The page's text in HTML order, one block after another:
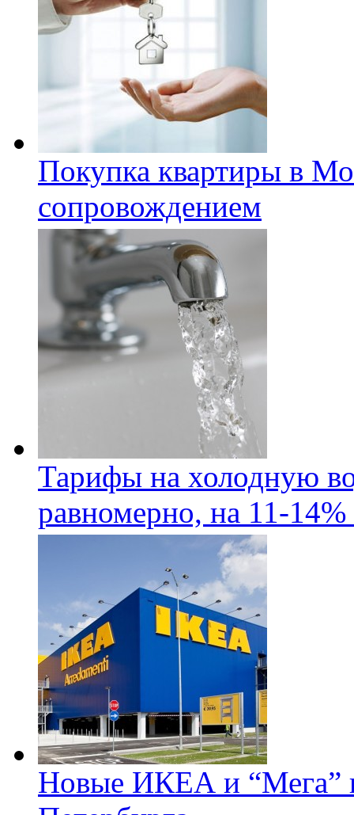
Покупка квартиры в
сопровождением
Тарифы на холодную
равномерно, на 11-14%
Новые ИКЕА и “Мега”